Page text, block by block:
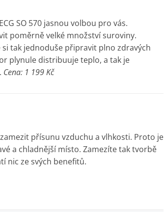
SO 570 jasnou volbou pro vás.
poměrně velké množství suroviny.
tak jednoduše připravit plno zdravých
plynule distribuuje teplo, a tak je
Cena: 1 199 Kč
přísunu vzduchu a vlhkosti. Proto je
a chladnější místo. Zamezíte tak tvorbě
nic ze svých benefitů.